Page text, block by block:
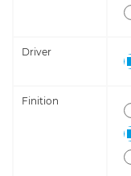
Driver
Finition